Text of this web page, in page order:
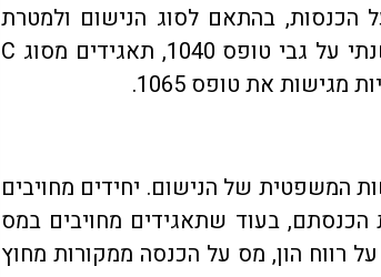
הכנסות, בהתאם לסוג הנישום ולמטרת
הדיווח. לדוגמה, יחידים מגישים את דוח המס השנתי על גבי טופס 1040, תאגידים מסוג C
המשפטית של הנישום. יחידים מחויבים
בעוד שתאגידים מחויבים במס
מס על רווח הון, מס על הכנסה ממקורות מחוץ